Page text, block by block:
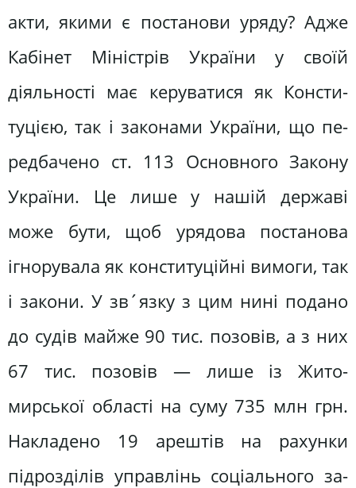
акти, якими є постанови уряду? Адже
Кабінет Міністрів України у своїй
діяльності має керуватися як Консти­
туцією, так і законами України, що пе­
редбачено ст. 113 Основного Закону
України. Це лише у нашій державі
може бути, щоб урядова постанова
ігнорувала як конституційні вимоги, так
і закони. У зв´язку з цим нині пода­но
до судів майже 90 тис. позовів, а з них
67 тис. позовів — лише із Жито­
мирської області на суму 735 млн грн.
Накладено 19 арештів на рахунки
підрозділів управлінь соціального за­